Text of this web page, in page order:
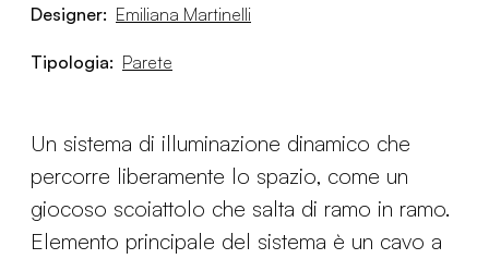
Designer: Emiliana Martinelli
Tipologia: Parete
Un sistema di illuminazione dinamico che
percorre liberamente lo spazio, come un
giocoso scoiattolo che salta di ramo in ramo.
Elemento principale del sistema è un cavo a